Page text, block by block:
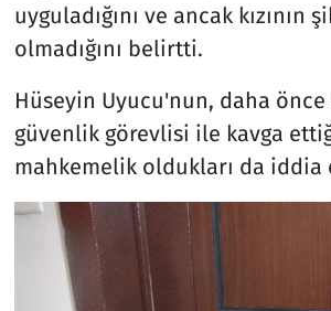
uyguladığını ve ancak kızının
olmadığını belirtti.
Hüseyin Uyucu'nun, daha
güvenlik görevlisi ile kavga
mahkemelik oldukları da iddia